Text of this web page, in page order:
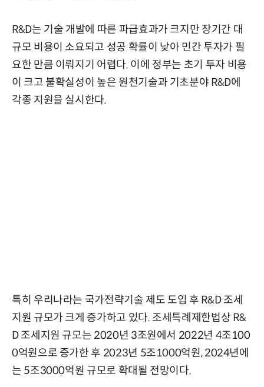
R&D는 기술 개발에 따른 파급효과가 크지만 장기간 대
규모 비용이 소요되고 성공 확률이 낮아 민간 투자가 필
요한 만큼 이뤄지기 어렵다. 이에 정부는 초기 투자 비용
이 크고 불확실성이 높은 원천기술과 기초분야 R&D에
각종 지원을 실시한다.
특히 우리나라는 국가전략기술 제도 도입 후 R&D 조세
지원 규모가 크게 증가하고 있다. 조세특례제한법상 R&
D 조세지원 규모는 2020년 3조원에서 2022년 4조100
0억원으로 증가한 후 2023년 5조1000억원, 2024년에
는 5조3000억원 규모로 확대될 전망이다.